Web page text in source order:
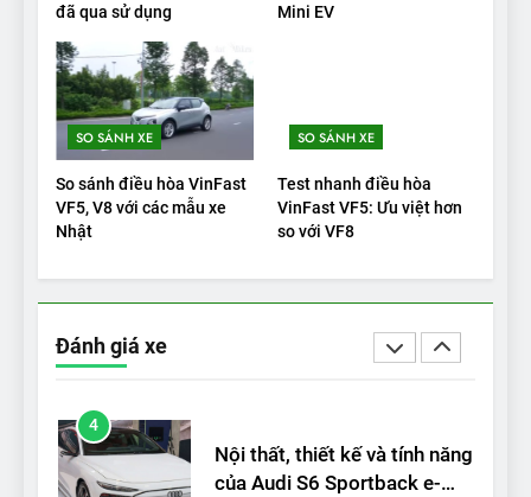
đã qua sử dụng
Mini EV
SO SÁNH XE
So sánh điều hòa VinFast
VF5, V8 với các mẫu xe
Nhật
SO SÁNH XE
Test nhanh điều hòa
VinFast VF5: Ưu việt hơn
so với VF8
Đánh giá xe
2025: Green Car Reports
kết – Mỹ
2
‘Wuling Bingo ồn, không có
trạm sạc, nhưng vẫn bán
được nếu biết cách’
ĐÁNH GIÁ XE
VinFast VF8 chinh phục Tây
Tạng: ‘Tự hào là đoàn xe
điện Việt Nam đầu tiên lăn
4
Nội thất, thiết kế và tính năng
của Audi S6 Sportback e-